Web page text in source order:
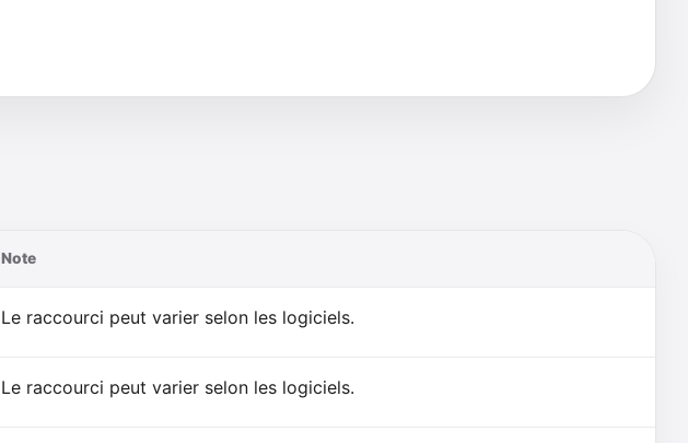
Note
Le raccourci peut varier selon les logiciels.
Le raccourci peut varier selon les logiciels.